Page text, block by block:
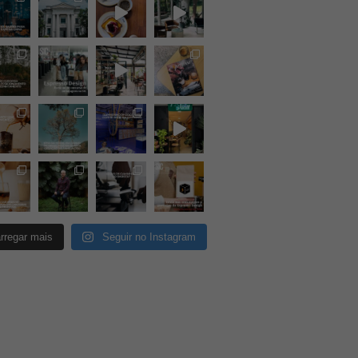
mais Seguir no Instagram